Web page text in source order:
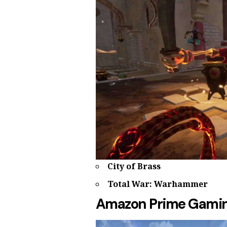
City of Brass
Total War: Warhammer
Amazon Prime